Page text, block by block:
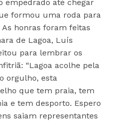
empedrado até chegar
formou uma roda para
honras foram feitas
de Lagoa, Luís
para lembrar os
“Lagoa acolhe pela
orgulho, esta
que tem praia, tem
e tem desporto. Espero
saiam representantes